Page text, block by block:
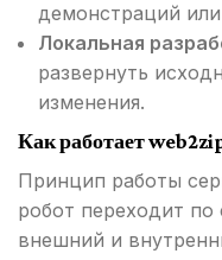
демонстраций
Локальная
развернуть
изменения.
Как работает
Принцип работы
робот переходит по
внешний и